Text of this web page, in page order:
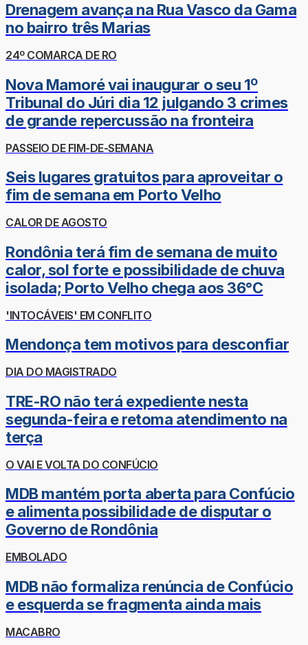
Drenagem avança na Rua Vasco da Gama
no bairro três Marias
24º COMARCA DE RO
Nova Mamoré vai inaugurar o seu 1º
Tribunal do Júri dia 12 julgando 3 crimes
de grande repercussão na fronteira
PASSEIO DE FIM-DE-SEMANA
Seis lugares gratuitos para aproveitar o
fim de semana em Porto Velho
CALOR DE AGOSTO
Rondônia terá fim de semana de muito
calor, sol forte e possibilidade de chuva
isolada; Porto Velho chega aos 36°C
'INTOCÁVEIS' EM CONFLITO
Mendonça tem motivos para desconfiar
DIA DO MAGISTRADO
TRE-RO não terá expediente nesta
segunda-feira e retoma atendimento na
terça
O VAI E VOLTA DO CONFÚCIO
MDB mantém porta aberta para Confúcio
e alimenta possibilidade de disputar o
Governo de Rondônia
EMBOLADO
MDB não formaliza renúncia de Confúcio
e esquerda se fragmenta ainda mais
MACABRO